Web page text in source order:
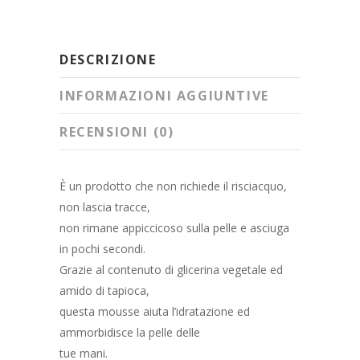
DESCRIZIONE
INFORMAZIONI AGGIUNTIVE
RECENSIONI (0)
È un prodotto che non richiede il risciacquo,
non lascia tracce,
non rimane appiccicoso sulla pelle e asciuga
in pochi secondi.
Grazie al contenuto di glicerina vegetale ed
amido di tapioca,
questa mousse aiuta l’idratazione ed
ammorbidisce la pelle delle
tue mani.